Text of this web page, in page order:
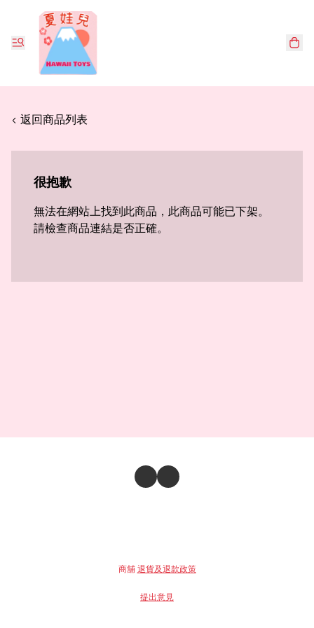
< 返回商品列表
很抱歉
無法在網站上找到此商品，此商品可能已下架。
請檢查商品連結是否正確。
商舖 退貨及退款政策
提出意見